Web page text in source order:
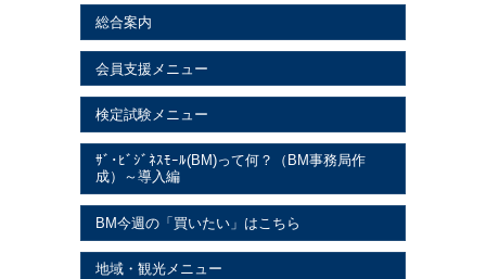
総合案内
会員支援メニュー
検定試験メニュー
ｻﾞ･ﾋﾞｼﾞﾈｽﾓｰﾙ(BM)って何？（BM事務局作
成）～導入編
BM今週の「買いたい」はこちら
地域・観光メニュー